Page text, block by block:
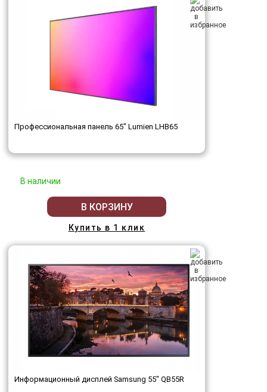
Профессиональная панель 65" Lumien LHB65
В наличии
В КОРЗИНУ
Купить в 1 клик
Информационный дисплей Samsung 55" QB55R